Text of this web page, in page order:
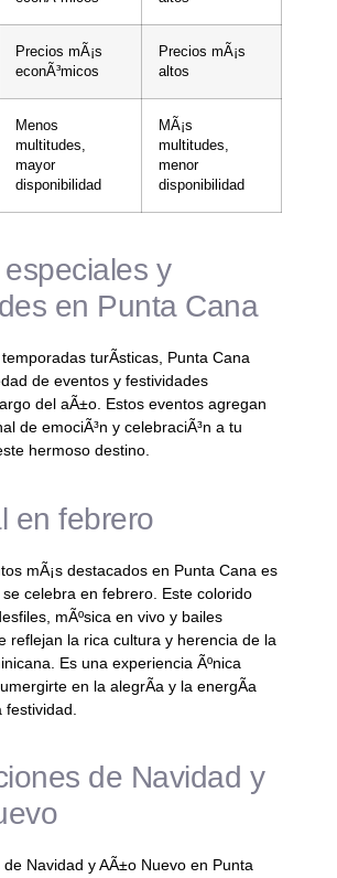
Precios mÃ¡s
econÃ³micos
Precios mÃ¡s
altos
Menos
multitudes,
mayor
disponibilidad
MÃ¡s
multitudes,
menor
disponibilidad
y
en Punta Cana
turÃ­sticas, Punta Cana
de eventos y festividades
del aÃ±o. Estos eventos agregan
de emociÃ³n y celebraciÃ³n a tu
hermoso destino.
en febrero
mÃ¡s destacados en Punta Cana es
celebra en febrero. Este colorido
mÃºsica en vivo y bailes
reflejan la rica cultura y herencia de la
Es una experiencia Ãºnica
en la alegrÃ­a y la energÃ­a
de Navidad y
Navidad y AÃ±o Nuevo en Punta